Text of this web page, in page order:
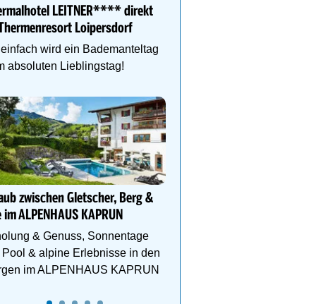
LEITNER**** direkt
Loipersdorf
wird ein Bademanteltag
absoluten Lieblingstag!
zwischen Gletscher, Berg &
im ALPENHAUS KAPRUN
& Genuss, Sonnentage
Pool & alpine Erlebnisse in den
im ALPENHAUS KAPRUN